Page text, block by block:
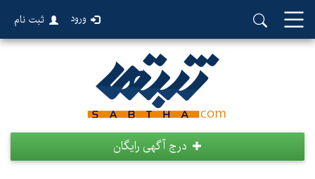
ورود ثبت نام
درج آگهی رایگان